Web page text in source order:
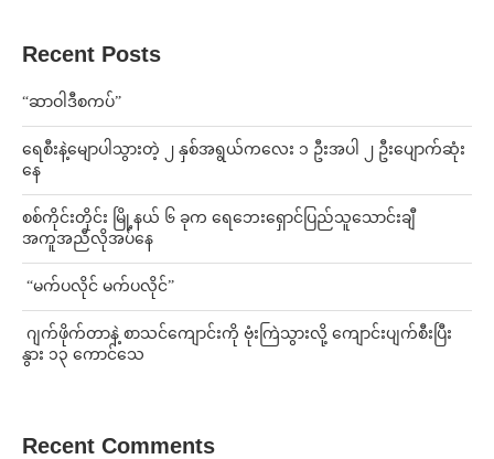
Recent Posts
“ဆာဝါဒီစကပ်”
ရေစီးနဲ့မျောပါသွားတဲ့ ၂ နှစ်အရွယ်ကလေး ၁ ဦးအပါ ၂ ဦးပျောက်ဆုံး
နေ
စစ်ကိုင်းတိုင်း မြို့နယ် ၆ ခုက ရေဘေးရှောင်ပြည်သူသောင်းချီ
အကူအညီလိုအပ်နေ
⁨ ⁨“မက်ပလိုင် မက်ပလိုင်”
⁨⁩ ⁨ဂျက်ဖိုက်တာနဲ့ စာသင်ကျောင်းကို ဗုံးကြဲသွားလို့ ကျောင်းပျက်စီးပြီး
နွား ၁၃ ကောင်သေ
Recent Comments